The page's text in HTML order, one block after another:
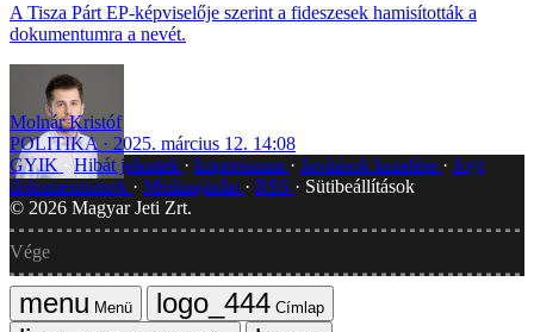
A Tisza Párt EP-képviselője szerint a fideszesek hamisították a
dokumentumra a nevét.
Molnár Kristóf
POLITIKA
2025. március 12. 14:08
GYIK
Hibát jelentek Impresszum Javítások kezelése
Jogi
dokumentumok
Médiaajánlat RSS
Sütibeállítások
© 2026 Magyar Jeti Zrt.
Vége
Menü
Címlap